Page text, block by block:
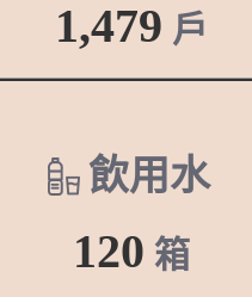
1,479 戶
飲用水
120 箱